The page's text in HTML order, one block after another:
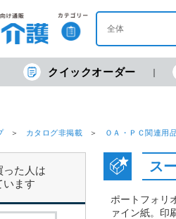
クイックオーダー
カタログ非掲載 ＯＡ・ＰＣ関連用
った人は
います
ス
ポートフォリ
ァイン紙。印